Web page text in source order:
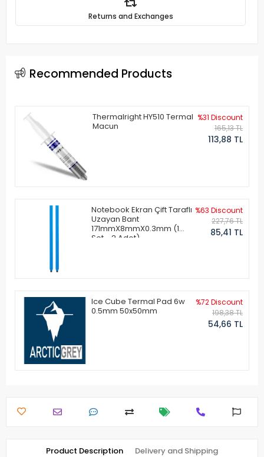
Returns and Exchanges
Recommended Products
Thermalright HY510 Termal
Macun
%31 Discount
165,13 TL
113,88 TL
Notebook Ekran Çift Taraflı
Uzayan Bant
171mmX8mmX0.3mm (1
Set - 2 Adet)
%63 Discount
227,76 TL
85,41 TL
Ice Cube Termal Pad 6w
0.5mm 50x50mm
%72 Discount
198,38 TL
54,66 TL
Product Description Delivery and Shipping